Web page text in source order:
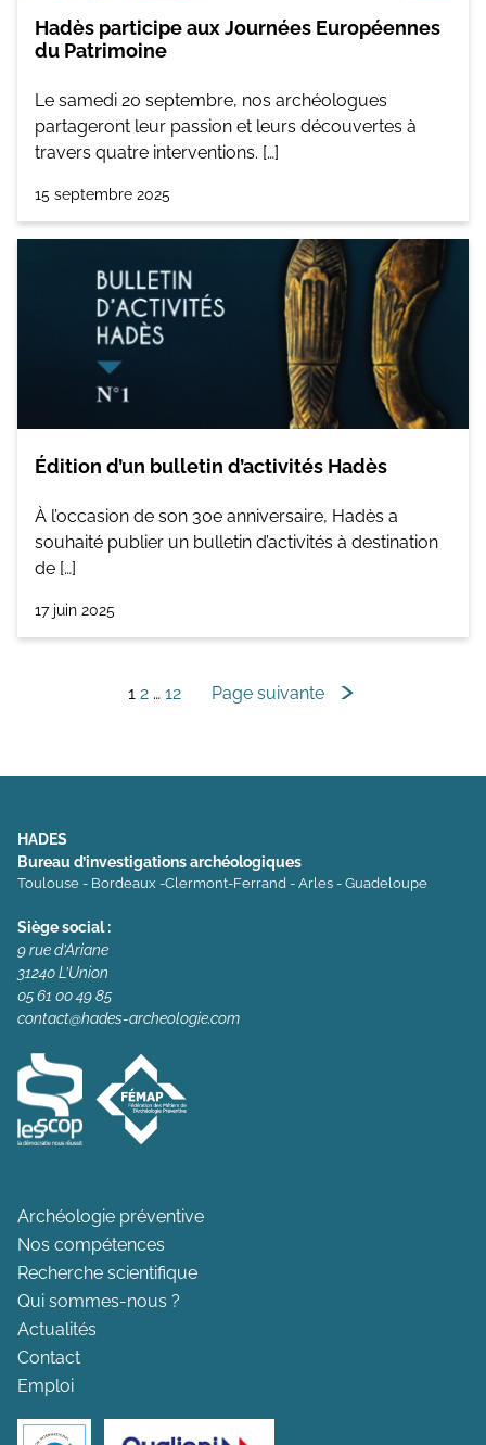
Hadès participe aux Journées Européennes
du Patrimoine
Le samedi 20 septembre, nos archéologues
partageront leur passion et leurs découvertes à
travers quatre interventions. […]
15 septembre 2025
Édition d’un bulletin d’activités Hadès
À l’occasion de son 30e anniversaire, Hadès a
souhaité publier un bulletin d’activités à destination
de […]
17 juin 2025
Navigation
1 2 … 12 Page suivante
HADES
Bureau d’investigations archéologiques
Toulouse - Bordeaux -Clermont-Ferrand - Arles - Guadeloupe
Siège social :
9 rue d’Ariane
31240 L’Union
05 61 00 49 85
contact@hades-archeologie.com
Archéologie préventive
Nos compétences
Recherche scientifique
Qui sommes-nous ?
Actualités
Contact
Emploi